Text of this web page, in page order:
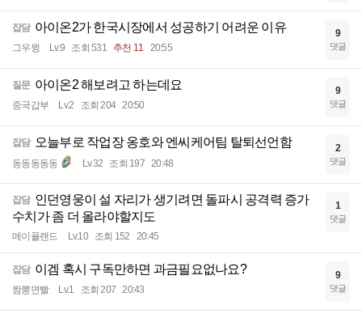
잡담 아이온2가 한국시장에서 성공하기 어려운 이유
그우뮝 Lv.9 조회 531 추천 11 20:55
9
댓글
질문 아이온2 해보려고 하는데요
중국갑부 Lv.2 조회 204 20:50
9
댓글
잡담 오늘부로 작업장 옹호와 엔씨케어팀 탈퇴선언함
동동동동동 Lv.32 조회 197 20:48
2
댓글
잡담 인던영웅이 설 자리가 생기려면 돌파시 공격력 증가
수치가 좀 더 올라야할지도
메이플랜드 Lv.10 조회 152 20:45
1
댓글
잡담 이겜 혹시 구독만하면 과금필요없나요?
짬뽕면빨 Lv.1 조회 207 20:43
9
댓글